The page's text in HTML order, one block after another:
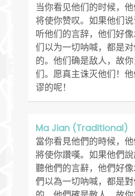
当你看见他们的时候，他
将使你赞叹。如果他们
听他们的言辞，他们好
们以为一切呐喊，都是
的。他们确是敌人，故
们。愿真主诛灭他们！
谬的呢！
Ma Jian (Traditional)
當你看見他們的時候，他
將使你讚嘆。如果他們
聽他們的言辭，他們好
們以為一切吶喊，都是